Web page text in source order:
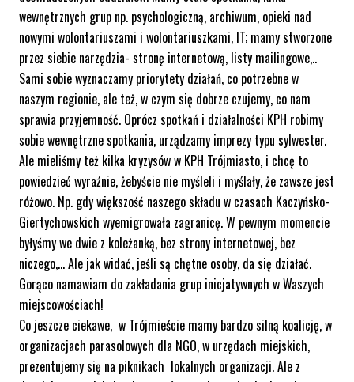
wewnętrznych grup np. psychologiczną, archiwum, opieki nad
nowymi wolontariuszami i wolontariuszkami, IT; mamy stworzone
przez siebie narzędzia- stronę internetową, listy mailingowe,..
Sami sobie wyznaczamy priorytety działań, co potrzebne w
naszym regionie, ale też, w czym się dobrze czujemy, co nam
sprawia przyjemność. Oprócz spotkań i działalności KPH robimy
sobie wewnętrzne spotkania, urządzamy imprezy typu sylwester.
Ale mieliśmy też kilka kryzysów w KPH Trójmiasto, i chcę to
powiedzieć wyraźnie, żebyście nie myśleli i myślały, że zawsze jest
różowo. Np. gdy większość naszego składu w czasach Kaczyńsko-
Giertychowskich wyemigrowała zagranicę. W pewnym momencie
byłyśmy we dwie z koleżanką, bez strony internetowej, bez
niczego,… Ale jak widać, jeśli są chętne osoby, da się działać.
Gorąco namawiam do zakładania grup inicjatywnych w Waszych
miejscowościach!
Co jeszcze ciekawe, w Trójmieście mamy bardzo silną koalicję, w
organizacjach parasolowych dla NGO, w urzędach miejskich,
prezentujemy się na piknikach lokalnych organizacji. Ale z